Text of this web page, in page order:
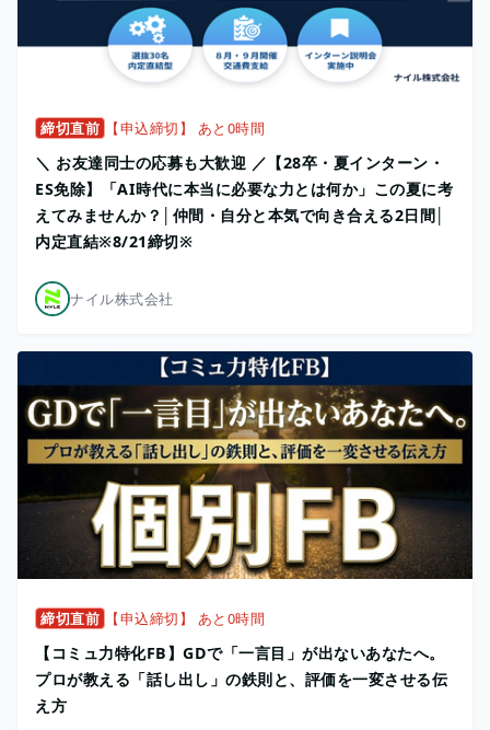
締切直前 【申込締切】 あと0時間
＼ お友達同士の応募も大歓迎 ／【28卒・夏インターン・
ES免除】「AI時代に本当に必要な力とは何か」この夏に考
えてみませんか？│仲間・自分と本気で向き合える2日間│
内定直結※8/21締切※
ナイル株式会社
締切直前 【申込締切】 あと0時間
【コミュ力特化FB】GDで「一言目」が出ないあなたへ。
プロが教える「話し出し」の鉄則と、評価を一変させる伝
え方